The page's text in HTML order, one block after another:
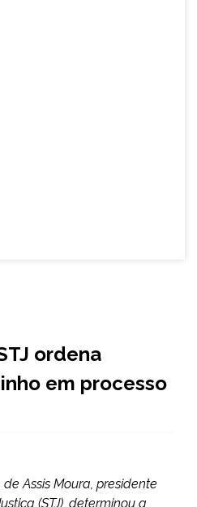
ordena
em processo
Assis Moura, presidente
(STJ), determinou a